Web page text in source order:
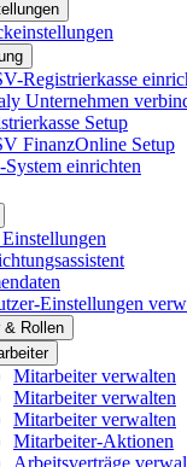
Registrierkasse
Unternehmen
Setup
FinanzOnline Setup
System einrichten
Einstellungen
& Rollen
Mitarbeiter verwalten
Mitarbeiter verwalten
Mitarbeiter verwalten
Mitarbeiter-Aktionen
Arbeitsverträge